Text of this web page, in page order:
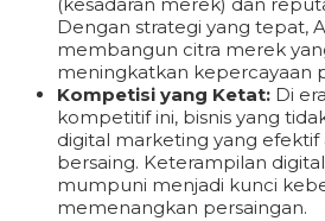
Dengan strategi yang tepat,
membangun citra merek
meningkatkan kepercayaan
Kompetisi yang Ketat: Di
kompetitif ini, bisnis yang
digital marketing yang
bersaing. Keterampilan
mumpuni menjadi kunci
memenangkan persaingan.